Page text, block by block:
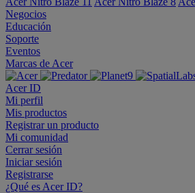
Negocios
Educación
Soporte
Eventos
Marcas de Acer
Acer ID
Mi perfil
Mis productos
Registrar un producto
Mi comunidad
Cerrar sesión
Iniciar sesión
Registrarse
¿Qué es Acer ID?